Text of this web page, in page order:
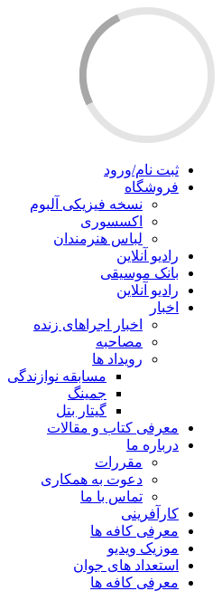
ثبت نام/ورود
فروشگاه
نسخه فیزیکی آلبوم
اکسسوری
لباس هنرمندان
رادیو آنلاین
بانک موسیقی
رادیو آنلاین
اخبار
اخبار اجراهای زنده
مصاحبه
رویداد ها
مسابقه نوازندگی
جمینگ
گیتار بتل
معرفی کتاب و مقالات
درباره ما
مقررات
دعوت به همکاری
تماس با ما
کارآفرینی
معرفی کافه ها
موزیک ویدیو
استعداد های جوان
معرفی کافه ها